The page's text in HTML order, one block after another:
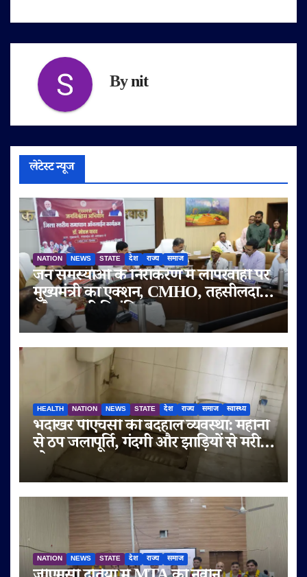
Bynit
लेटेस्ट न्यूज
NATION NEWS STATE देश राज्य समाज
जन समस्याओं के निराकरण में लापरवाही पर
मुख्यमंत्री का एक्शन, CMHO, तहसीलदार
और पटवारी निलंबित; CEO जनपद व श्रम
अधिकारी की वेतनवृद्धि रोकी, तीन को नोटिस
HEALTH NATION NEWS STATE देश राज्य समाज स्वास्थ्य
भदोखर पीएचसी की बदहाल व्यवस्था: महीनों
से ठप जलापूर्ति, गंदगी और झाड़ियों से मरीज
परेशान
NATION NEWS STATE देश राज्य समाज